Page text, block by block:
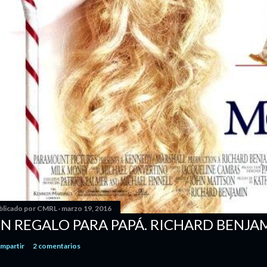
porCMRL marzo 19, 2016
REGALO PARA PAPÁ. RICHARD
2 comentarios